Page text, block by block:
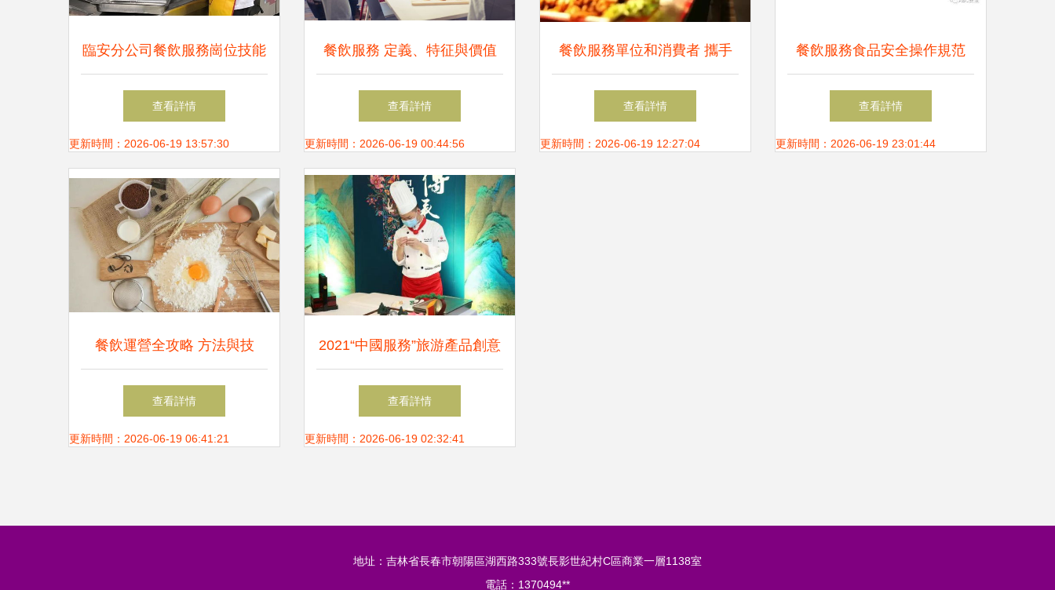
臨安分公司餐飲服務崗位技能
考核圓滿完成
查看詳情
更新時間：2026-06-19 13:57:30
餐飲服務 定義、特征與價值
解析
查看詳情
更新時間：2026-06-19 00:44:56
餐飲服務單位和消費者 攜手
筑牢食品安全雙重防線
查看詳情
更新時間：2026-06-19 12:27:04
餐飲服務食品安全操作規范
查看詳情
更新時間：2026-06-19 23:01:44
餐飲運營全攻略 方法與技
巧，筑牢食品安全防線
查看詳情
更新時間：2026-06-19 06:41:21
2021“中國服務”旅游產品創意
案例征集活動正式啟動，聚焦
餐飲服務創新
查看詳情
更新時間：2026-06-19 02:32:41
地址：吉林省長春市朝陽區湖西路333號長影世紀村C區商業一層1138室
電話：1370494**